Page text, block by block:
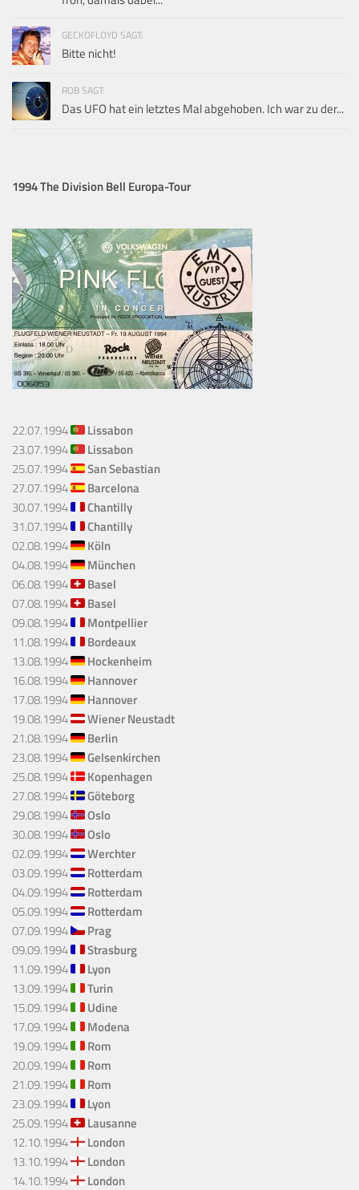
GECKOFLOYD SAGT:
Bitte nicht!
ROB SAGT:
Das UFO hat ein letztes Mal abgehoben. Ich war zu der...
1994 The Division Bell Europa-Tour
22.07.1994
Lissabon
23.07.1994
Lissabon
25.07.1994
San Sebastian
27.07.1994
Barcelona
30.07.1994
Chantilly
31.07.1994
Chantilly
02.08.1994
Köln
04.08.1994
München
06.08.1994
Basel
07.08.1994
Basel
09.08.1994
Montpellier
11.08.1994
Bordeaux
13.08.1994
Hockenheim
16.08.1994
Hannover
17.08.1994
Hannover
19.08.1994
Wiener Neustadt
21.08.1994
Berlin
23.08.1994
Gelsenkirchen
25.08.1994
Kopenhagen
27.08.1994
Göteborg
29.08.1994
Oslo
30.08.1994
Oslo
02.09.1994
Werchter
03.09.1994
Rotterdam
04.09.1994
Rotterdam
05.09.1994
Rotterdam
07.09.1994
Prag
09.09.1994
Strasburg
11.09.1994
Lyon
13.09.1994
Turin
15.09.1994
Udine
17.09.1994
Modena
19.09.1994
Rom
20.09.1994
Rom
21.09.1994
Rom
23.09.1994
Lyon
25.09.1994
Lausanne
12.10.1994
London
13.10.1994
London
14.10.1994
London